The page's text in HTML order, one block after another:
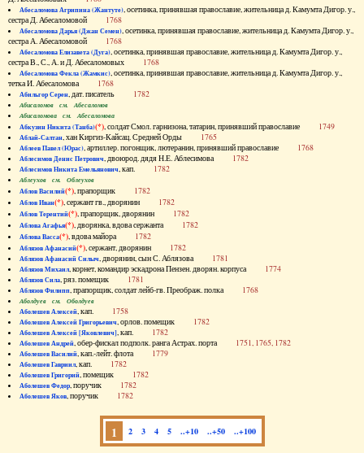
Абесаломова Агрипина (Жантуте), осетинка, принявшая православие, жительница д. Камумта Дигор. у.,
сестра Д. Абесаломовой 1768
Абесаломова Дарья (Джан Семен), осетинка, принявшая православие, жительница д. Камумта Дигор. у.,
сестра А. Абесаломовой 1768
Абесаломова Елизавета (Дуга), осетинка, принявшая православие, жительница д. Камумта Дигор. у.,
сестра В., С., А. и Д. Абесаломовых 1768
Абесаломова Фекла (Жамкис), осетинка, принявшая православие, жительница д. Камумта Дигор. у.,
тетка И. Абесаломова 1768
Абильгор Серен, дат. писатель 1782
Абисаломов см. Абесаломов
Абисаломова см. Абесаломова
Абкузин Никита (Танба)(*), солдат Смол. гарнизона, татарин, принявший православие 1749
Аблай-Салтан, хан Киргиз-Кайсац. Средней Орды 1765
Аблеев Павел (Юрас), артиллер. погонщик, лютеранин, принявший православие 1768
Аблесимов Денис Петрович, двоюрод. дядя Н.Е. Аблесимова 1782
Аблесимов Никита Емельянович, кап. 1782
Аблеухов см. Облеухов
Аблов Василий(*), прапорщик 1782
Аблов Иван(*), сержант гв., дворянин 1782
Аблов Терентий(*), прапорщик, дворянин 1782
Аблова Агафья(*), дворянка, вдова сержанта 1782
Аблова Васса(*), вдова майора 1782
Аблязов Афанасий(*), сержант, дворянин 1782
Аблязов Афанасий Силыч, дворянин, сын С. Аблязова 1781
Аблязов Михаил, корнет, командир эскадрона Пензен. дворян. корпуса 1774
Аблязов Сила, ряз. помещик 1781
Аблязов Филипп, прапорщик, солдат лейб-гв. Преображ. полка 1768
Аболдуев см. Оболдуев
Аболешев Алексей, кап. 1758
Аболешев Алексей Григорьевич, орлов. помещик 1782
Аболешев Алексей [Яковлевич], кап. 1782
Аболешев Андрей, обер-фискал подполк. ранга Астрах. порта 1751, 1765, 1782
Аболешев Василий, кап.-лейт. флота 1779
Аболешев Гавриил, кап. 1782
Аболешев Григорий, помещик 1782
Аболешев Федор, поручик 1782
Аболешев Яков, поручик 1782
1 2 3 4 5 ..+10 ..+50 ..+100